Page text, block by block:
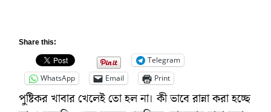
Share this:
Telegram
WhatsApp
Email Print
পুষ্টিকর খাবার খেলেই তো হল না। কী ভাবে রান্না করা হচ্ছে